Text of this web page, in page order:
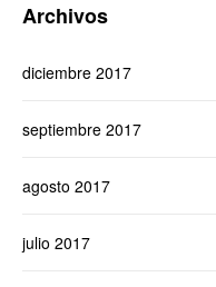
Archivos
diciembre 2017
septiembre 2017
agosto 2017
julio 2017